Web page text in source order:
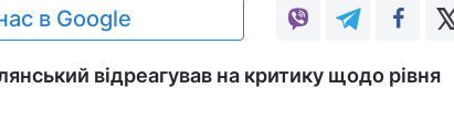
в Google
відреагував на критику щодо рівня